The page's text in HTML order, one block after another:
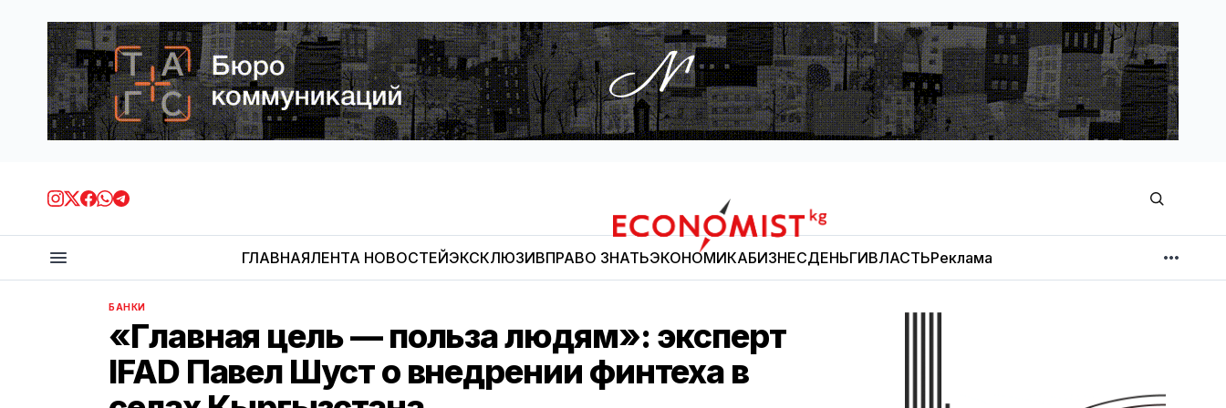
Economist.kg
ГЛАВНАЯЛЕНТА НОВОСТЕЙЭКСКЛЮЗИВПРАВО ЗНАТЬЭКОНОМИКАБИЗНЕСДЕНЬГИВЛАСТЬРеклама
МНЕНИЕ
БАНКИ
«Главная цель — польза людям»: эксперт
IFAD Павел Шуст о внедрении финтеха в